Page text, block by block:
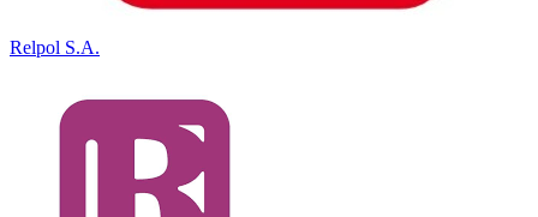
Relpol S.A.